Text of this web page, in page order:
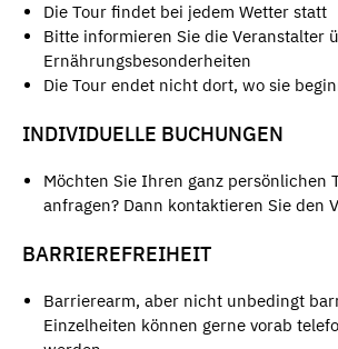
Die Tour findet bei jedem Wetter statt
Bitte informieren Sie die Veranstalter
Ernährungsbesonderheiten
Die Tour endet nicht dort, wo sie
INDIVIDUELLE BUCHUNGEN
Möchten Sie Ihren ganz persönlichen
anfragen? Dann kontaktieren Sie den
BARRIEREFREIHEIT
Barrierearm, aber nicht unbedingt
Einzelheiten können gerne vorab